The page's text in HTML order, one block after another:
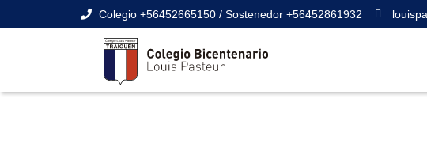
Colegio +56452665150 / Sostenedor +56452861932